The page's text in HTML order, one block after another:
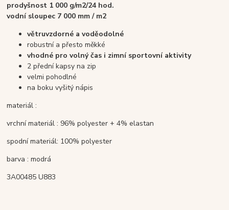
prodyšnost 1 000 g/m2/24 hod.
vodní sloupec 7 000 mm / m2
větruvzdorné a voděodolné
robustní a přesto měkké
vhodné pro volný čas i zimní sportovní aktivity
2 přední kapsy na zip
velmi pohodlné
na boku vyšitý nápis
materiál :
vrchní materiál : 96% polyester + 4% elastan
spodní materiál: 100% polyester
barva : modrá
3A00485 U883